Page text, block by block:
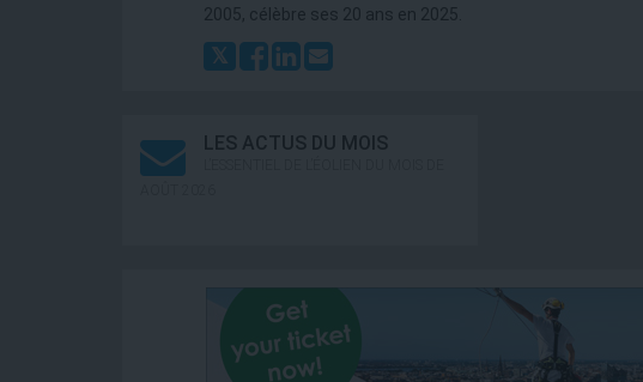
2005, célèbre ses 20 ans en 2025.
LES ACTUS DU MOIS